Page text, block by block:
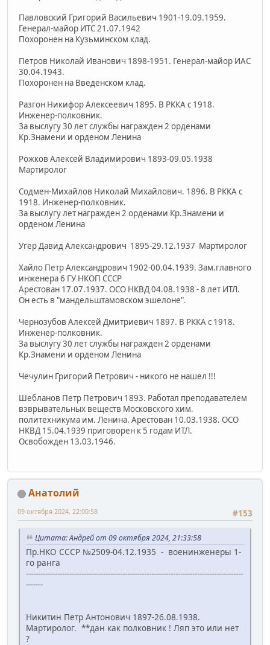
Павловский Григорий Васильевич 1901-19.09.1959.
Генерал-майор ИТС 21.07.1942
Похоронен на Кузьминском клад.
Петров Николай Иванович 1898-1951. Генерал-майор ИАС
30.04.1943.
Похоронен на Введенском клад.
Разгон Никифор Алексеевич 1895. В РККА с 1918.
Инженер-полковник.
За выслугу 30 лет службы награжден 2 орденами
Кр.Знамени и орденом Ленина
Рожков Алексей Владимирович 1893-09.05.1938
Мартиролог
Содмен-Михайлов Николай Михайлович. 1896. В РККА с
1918. Инженер-полковник.
За выслугу лет награжден 2 орденами Кр.Знамени и
орденом Ленина
Угер Давид Александрович 1895-29.12.1937 Мартиролог
Хайло Петр Александрович 1902-00.04.1939. Зам.главного
инженера 6 ГУ НКОП СССР
Арестован 17.07.1937. ОСО НКВД 04.08.1938 - 8 лет ИТЛ.
Он есть в "мандельштамовском эшелоне".
Чернозубов Алексей Дмитриевич 1897. В РККА с 1918.
Инженер-полковник.
За выслугу 30 лет службы награжден 2 орденами
Кр.Знамени и орденом Ленина
Чечулин Григорий Петрович - никого не нашел !!!
Шебланов Петр Петрович 1893. Работал преподавателем
взврывательных веществ Московского хим.
политехникума им. Ленина. Арестован 10.03.1938. ОСО
НКВД 15.04.1939 приговорен к 5 годам ИТЛ.
Освобожден 13.03.1946.
Анатолий
#153
09 октября 2024, 22:00:58
Цитата: Андрей от 09 октября 2024, 21:33:58
Пр.НКО СССР №2509-04.12.1935 - военинженеры 1-
го ранга
------------------------------------------------------------------------------------------
-------
Никитин Петр Антонович 1897-26.08.1938.
Мартиролог. **дан как полковник ! Ляп это или нет
?